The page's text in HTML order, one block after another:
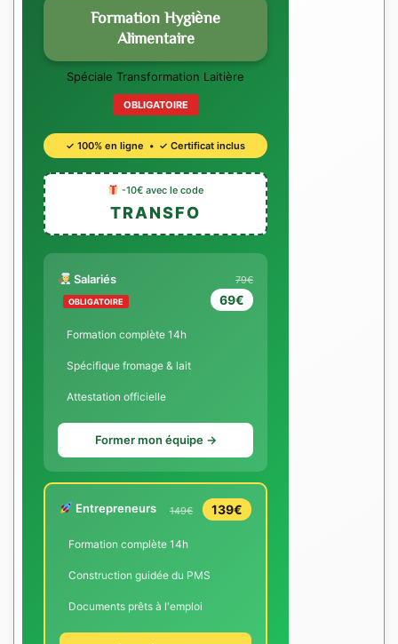
Formation Hygiène
Alimentaire
Spéciale Transformation Laitière
OBLIGATOIRE
✓ 100% en ligne • ✓ Certificat inclus
-10€ avec le code
TRANSFO
Salariés
OBLIGATOIRE
79€
69€
Formation complète 14h
Spécifique fromage & lait
Attestation officielle
Former mon équipe →
Entrepreneurs 149€ 139€
Formation complète 14h
Construction guidée du PMS
Documents prêts à l'emploi